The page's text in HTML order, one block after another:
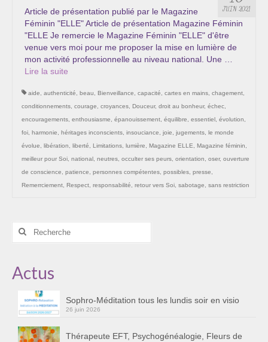
Les Onctions Sacrées -La Magdaléenne –
Nadine-Sarah Penna
Qui suis je ?
Mon cursus d’évolution vers une femme plus
Témoignages
Calendrier
Initiation à la sophrologie « offerte »
Sophro-Méditation tous les lundis soir en visio
Prendre contact
Cursus « Le chemin par la psyché »
Sophro-Méditation tous les lundis soir en visio
Sophrologie
JUIN 2021
Article de présentation publié par le Magazine
Féminin "ELLE" Article de présentation Magazine Féminin
"ELLE Je remercie le Magazine Féminin "ELLE" d'être
venue vers moi pour me proposer la mise en lumière de
mon activité professionnelle au niveau national. Une …
Lire la suite­­
aide authenticité beau Bienveillance capacité cartes en mains chagement
conditionnements courage croyances Douceur, droit au bonheur, échec
encouragements enthousiasme épanouissement équilibre essentiel évolution
foi harmonie héritages inconscients insouciance joie jugements le monde
évolue
libération liberté Limitations lumière Magazine ELLE Magazine féminin
meilleur pour Soi national neutres occulter ses peurs orientation oser, ouverture
de conscience
patience personnes compétentes possibles presse
Remerrciement
Respect responsabilité retour vers Soi sabotage sans restriction
Rechercher
Actus
Sophro-Méditation tous les lundis soir en visio
26 juin 2026
Thérapeute EFT, Psychogénéalogie, Fleurs de